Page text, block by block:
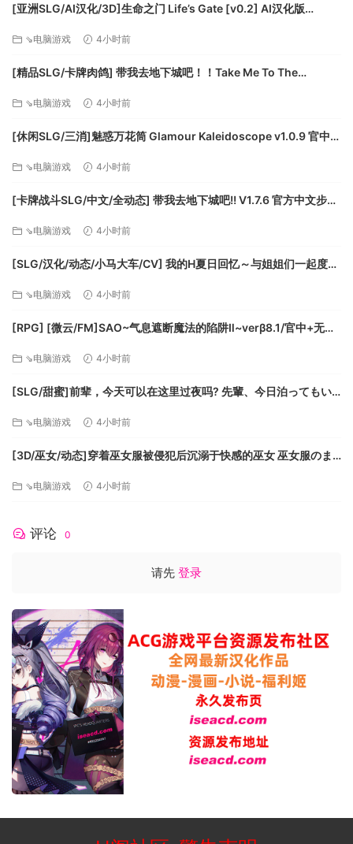
[亚洲SLG/AI汉化/3D]生命之门 Life’s Gate [v0.2] AI汉化版
⇘电脑游戏 4小时前
[精品SLG/卡牌肉鸽] 带我去地下城吧！！Take Me To The
⇘电脑游戏 4小时前
[休闲SLG/三消]魅惑万花筒 Glamour Kaleidoscope v1.0.9 官中
⇘电脑游戏 4小时前
[卡牌战斗SLG/中文/全动态] 带我去地下城吧!! V1.7.6 官方中文步兵
⇘电脑游戏 4小时前
[SLG/汉化/动态/小马大车/CV] 我的H夏日回忆～与姐姐们一起度过
⇘电脑游戏 4小时前
[RPG] [微云/FM]SAO~气息遮断魔法的陷阱Ⅱ~verβ8.1/官中+无码
⇘电脑游戏 4小时前
[SLG/甜蜜]前辈，今天可以在这里过夜吗? 先輩、今日泊ってもい
⇘电脑游戏 4小时前
[3D/巫女/动态]穿着巫女服被侵犯后沉溺于快感的巫女 巫女服のま
[PC+安卓盖世][补丁]
⇘电脑游戏 4小时前
评论 0
请先 登录